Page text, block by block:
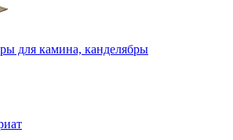
для камина, канделябры